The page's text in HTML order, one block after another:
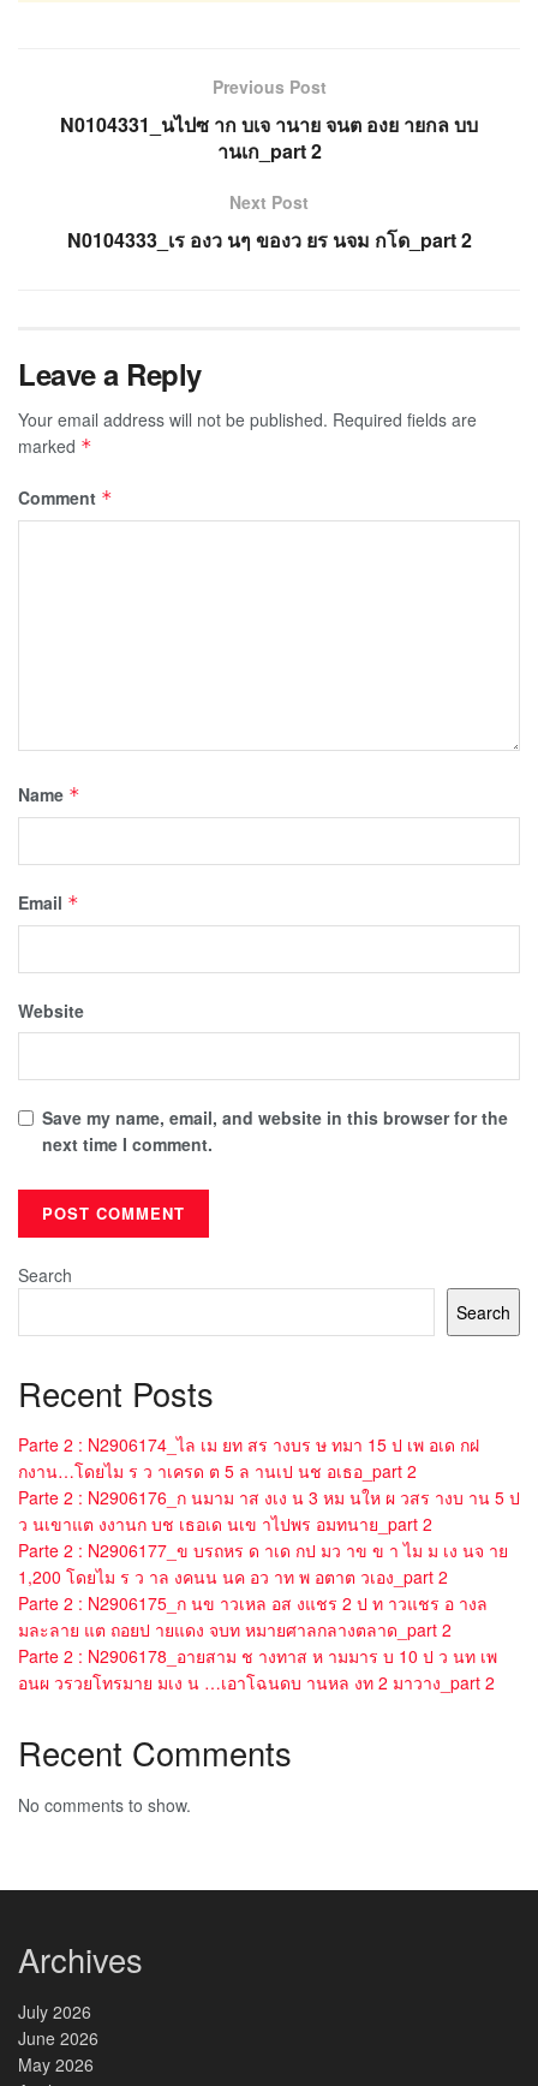
Previous Post
N0104331_นไปซ าก บเจ านาย จนต องย ายกล บบ
านเก_part 2
Next Post
N0104333_เร องว นๆ ของว ยร นจม กโด_part 2
Leave a Reply
Your email address will not be published. Required fields are
marked *
Comment *
Name *
Email *
Website
Save my name, email, and website in this browser for the
next time I comment.
Search
Search
Recent Posts
Parte 2 : N2906174_ไล เม ยท สร างบร ษ ทมา 15 ป เพ อเด กฝ
กงาน…โดยไม ร ว าเครด ต 5 ล านเป นช อเธอ_part 2
Parte 2 : N2906176_ก นมาม าส งเง น 3 หม นให ผ วสร างบ าน 5 ป
ว นเขาแต งงานก บช เธอเด นเข าไปพร อมทนาย_part 2
Parte 2 : N2906177_ข บรถหร ด าเด กป มว าข ข า ไม ม เง นจ าย
1,200 โดยไม ร ว าล งคนน นค อว าท พ อตาต วเอง_part 2
Parte 2 : N2906175_ก นข าวเหล อส งแชร 2 ป ท าวแชร อ างล
มละลาย แต ถอยป ายแดง จบท หมายศาลกลางตลาด_part 2
Parte 2 : N2906178_อายสาม ช างทาส ห ามมาร บ 10 ป ว นท เพ
อนผ วรวยโทรมาย มเง น …เอาโฉนดบ านหล งท 2 มาวาง_part 2
Recent Comments
No comments to show.
Archives
July 2026
June 2026
May 2026